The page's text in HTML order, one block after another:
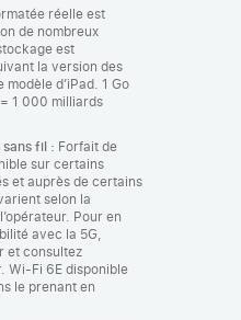
réelle est
de nombreux
est
la version des
d’iPad. 1 Go
1 000 milliards
fil : Forfait de
sur certains
et auprès de certains
selon la
Pour en
avec la 5G,
et consultez
Wi-Fi 6E disponible
le prenant en